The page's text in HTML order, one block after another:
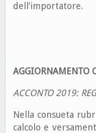
dell’importatore.
AGGIORNAMENTO
ACCONTO 2019:
Nella consueta
calcolo e